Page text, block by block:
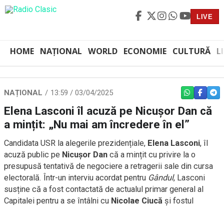
LIVE
HOME NAȚIONAL WORLD ECONOMIE CULTURĂ
NAȚIONAL 13:59 / 03/04/2025 WHATSAPP
Elena Lasconi îl acuză pe Nicușor Dan că
a mințit: „Nu mai am încredere în el”
Candidata USR la alegerile prezidențiale, Elena Lasconi, îl
acuză public pe Nicușor Dan că a mințit cu privire la o
presupusă tentativă de negociere a retragerii sale din cursa
electorală. Într-un interviu acordat pentru Gândul, Lasconi
susține că a fost contactată de actualul primar general al
Capitalei pentru a se întâlni cu Nicolae Ciucă și fostul